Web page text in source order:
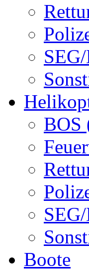
BOS
Boote